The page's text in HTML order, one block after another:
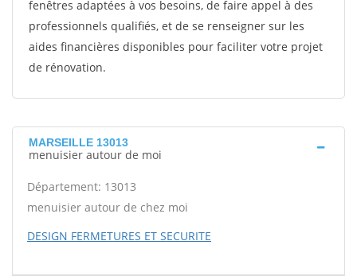
fenêtres adaptées à vos besoins, de faire appel à des
professionnels qualifiés, et de se renseigner sur les
aides financières disponibles pour faciliter votre projet
de rénovation.
MARSEILLE 13013
menuisier autour de moi
Département: 13013
menuisier autour de chez moi
DESIGN FERMETURES ET SECURITE